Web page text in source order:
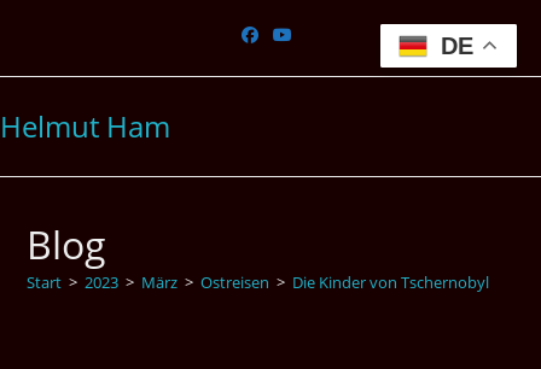
springen
Helmut Ham
Blog
Start > 2023 > März > Ostreisen > Die Kinder von Tschernobyl
DE